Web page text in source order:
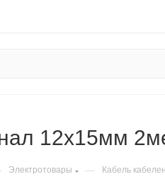
12х15мм
Электротовары — Кабель